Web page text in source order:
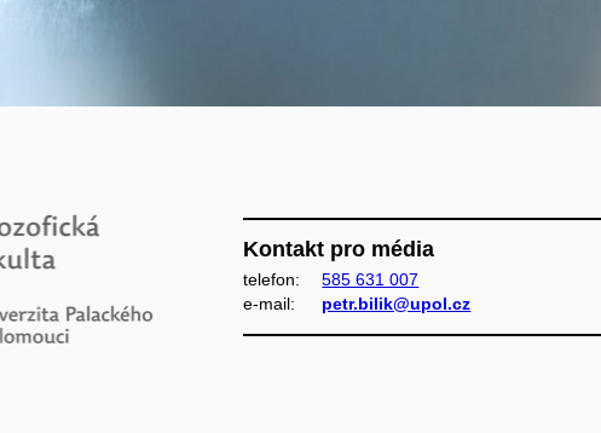
Kontakt pro média
telefon:
585 631 007
e‑mail:
petr.bilik@upol.cz